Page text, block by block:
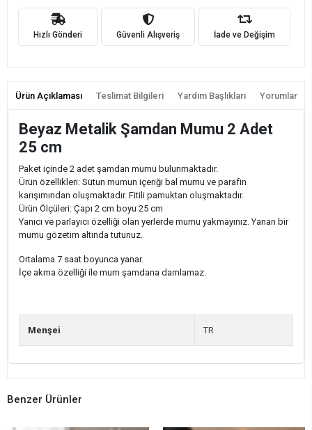
Hızlı Gönderi Güvenli Alışveriş İade ve Değişim
Ürün Açıklaması Teslimat Bilgileri Yardım Başlıkları Yorumlar
Beyaz Metalik Şamdan Mumu 2 Adet
25 cm
Paket içinde 2 adet şamdan mumu bulunmaktadır.
Ürün özellikleri: Sütun mumun içeriği bal mumu ve parafin
karışımından oluşmaktadır. Fitili pamuktan oluşmaktadır.
Ürün Ölçüleri: Çapı 2 cm boyu 25 cm
Yanıcı ve parlayıcı özelliği olan yerlerde mumu yakmayınız. Yanan bir
mumu gözetim altında tutunuz.
Ortalama 7 saat boyunca yanar.
İçe akma özelliği ile mum şamdana damlamaz.
Menşei TR
Benzer Ürünler